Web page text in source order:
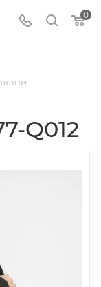
0
—
Q012